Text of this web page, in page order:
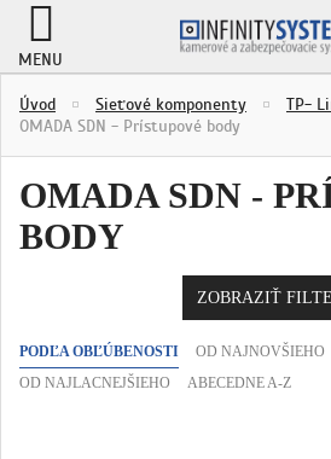
MENU
Úvod Sieťové komponenty
TP-
OMADA SDN - Prístupové body
OMADA SDN -
BODY
ZOBRAZIŤ
PODĽA OBĽÚBENOSTI OD NAJNOVŠIEHO
OD NAJLACNEJŠIEHO
ABECEDNE A-Z